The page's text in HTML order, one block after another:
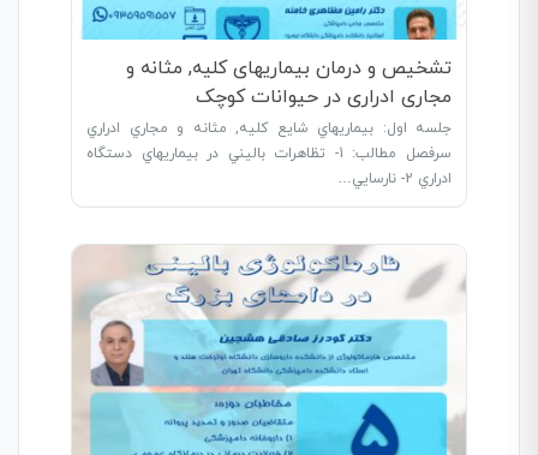
تشخیص و درمان بیماریهای کلیه, مثانه و
مجاری ادراری در حیوانات کوچک
جلسه اول: بيماريهاي شايع کليه, مثانه و مجاري ادراري
سرفصل مطالب: 1- تظاهرات باليني در بيماريهاي دستگاه
ادراري 2- نارسايي…